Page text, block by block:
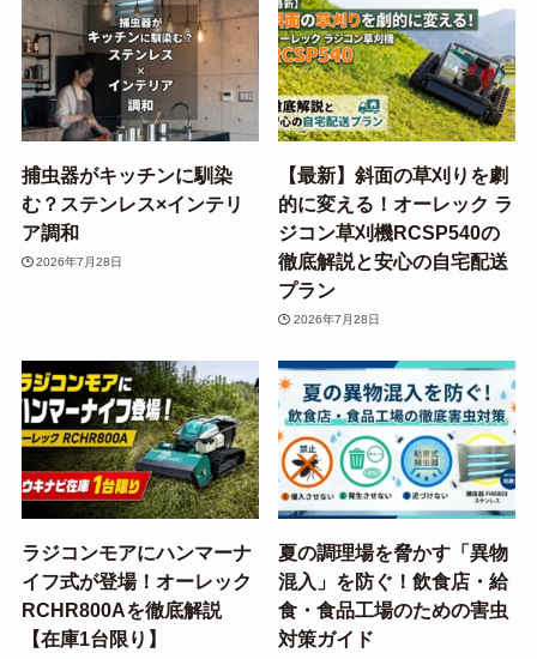
捕虫器がキッチンに馴染
む？ステンレス×インテリ
ア調和
2026年7月28日
【最新】斜面の草刈りを劇
的に変える！オーレック ラ
ジコン草刈機RCSP540の
徹底解説と安心の自宅配送
プラン
2026年7月28日
ラジコンモアにハンマーナ
イフ式が登場！オーレック
RCHR800Aを徹底解説
【在庫1台限り】
夏の調理場を脅かす「異物
混入」を防ぐ！飲食店・給
食・食品工場のための害虫
対策ガイド